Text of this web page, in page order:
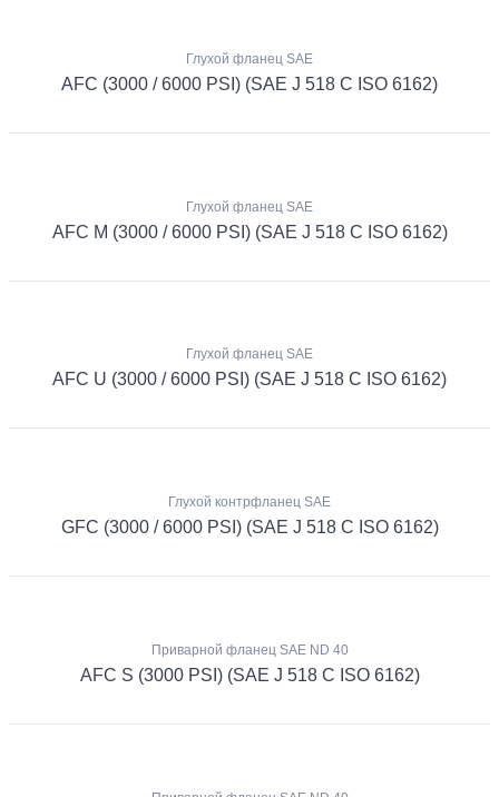
Глухой фланец SAE
AFC (3000 / 6000 PSI) (SAE J 518 C ISO 6162)
Глухой фланец SAE
AFC M (3000 / 6000 PSI) (SAE J 518 C ISO 6162)
Глухой фланец SAE
AFC U (3000 / 6000 PSI) (SAE J 518 C ISO 6162)
Глухой контрфланец SAE
GFC (3000 / 6000 PSI) (SAE J 518 C ISO 6162)
Приварной фланец SAE ND 40
AFC S (3000 PSI) (SAE J 518 C ISO 6162)